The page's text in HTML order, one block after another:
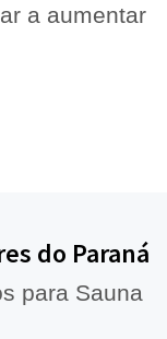
a aumentar
do Paraná
para Sauna